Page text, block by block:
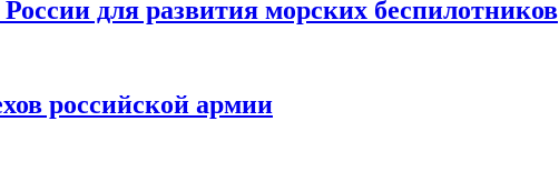
для развития морских беспилотников
российской армии